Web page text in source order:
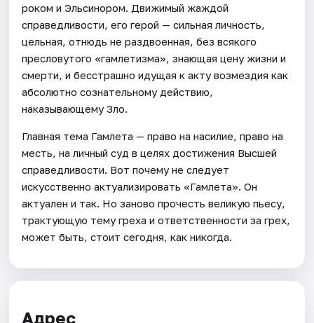
роком и Эльсинором. Движимый жаждой
справедливости, его герой — сильная личность,
цельная, отнюдь не раздвоенная, без всякого
пресловутого «гамлетизма», знающая цену жизни и
смерти, и бесстрашно идущая к акту возмездия как
абсолютно сознательному действию,
наказывающему Зло.
Главная тема Гамлета — право на насилие, право на
месть, на личный суд в целях достижения Высшей
справедливости. Вот почему не следует
искусственно актуализировать «Гамлета». Он
актуален и так. Но заново прочесть великую пьесу,
трактующую тему греха и ответственности за грех,
может быть, стоит сегодня, как никогда.
Адрес